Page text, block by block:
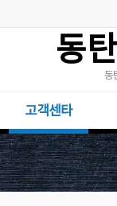
동
동
고객센타